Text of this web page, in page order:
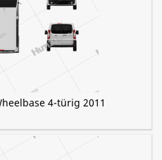
4-türig 2011